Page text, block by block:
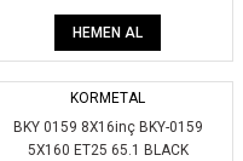
HEMEN AL
KORMETAL
BKY 0159 8X16inç BKY-0159
5X160 ET25 65.1 BLACK